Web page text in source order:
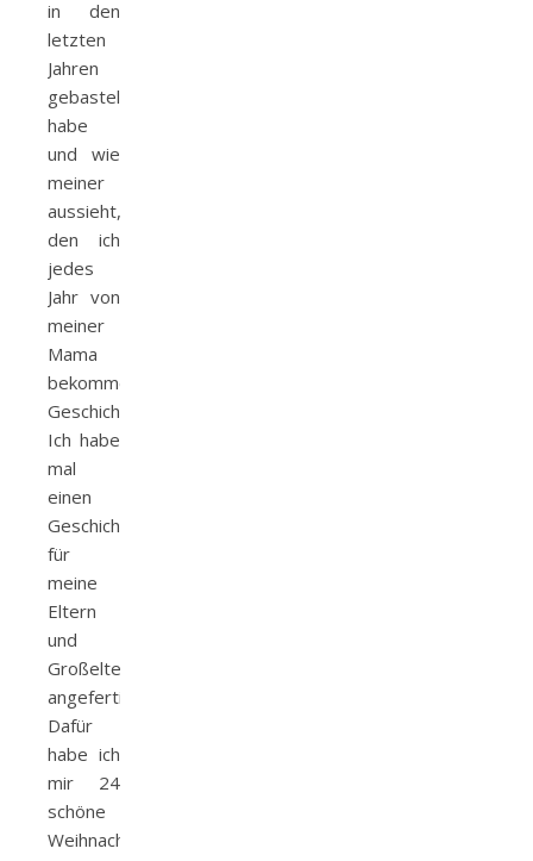
in den
letzten
Jahren
gebastelt
habe
und wie
meiner
aussieht,
den ich
jedes
Jahr von
meiner
Mama
bekomme.
Geschichtenadventskalender
Ich habe
mal
einen
Geschichtenadventskalender
für
meine
Eltern
und
Großeltern
angefertigt.
Dafür
habe ich
mir 24
schöne
Weihnachtsgeschichten